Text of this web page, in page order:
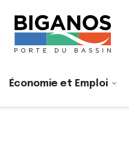
Économie et Emploi